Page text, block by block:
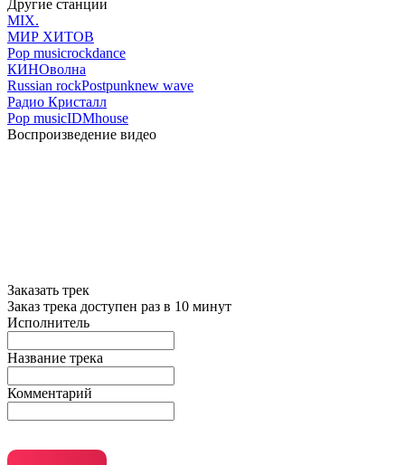
Другие станции
MIX.
МИР ХИТОВ
Pop musicrockdance
КИНОволна
Russian rockPostpunknew wave
Радио Кристалл
Pop musicIDMhouse
Воспроизведение видео
Заказать трек
Заказ трека доступен раз в 10 минут
Исполнитель
Название трека
Комментарий